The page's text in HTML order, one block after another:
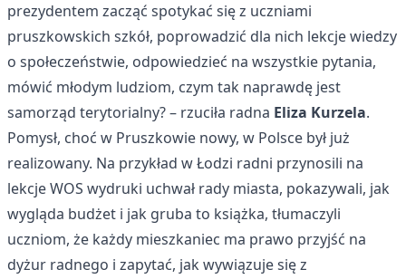
prezydentem zacząć spotykać się z uczniami
pruszkowskich szkół, poprowadzić dla nich lekcje wiedzy
o społeczeństwie, odpowiedzieć na wszystkie pytania,
mówić młodym ludziom, czym tak naprawdę jest
samorząd terytorialny? – rzuciła radna Eliza Kurzela.
Pomysł, choć w Pruszkowie nowy, w Polsce był już
realizowany. Na przykład w Łodzi radni przynosili na
lekcje WOS wydruki uchwał rady miasta, pokazywali, jak
wygląda budżet i jak gruba to książka, tłumaczyli
uczniom, że każdy mieszkaniec ma prawo przyjść na
dyżur radnego i zapytać, jak wywiązuje się z